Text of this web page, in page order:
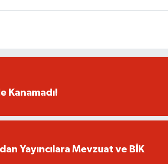
Kanamadı!
Yayıncılara Mevzuat ve BİK